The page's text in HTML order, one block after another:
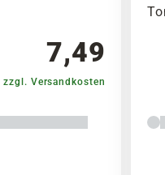
7,49
zzgl. Versandkosten